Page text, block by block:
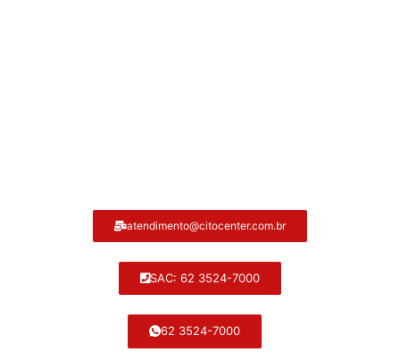
atendimento@citocenter.com.br
SAC: 62 3524-7000
62 3524-7000